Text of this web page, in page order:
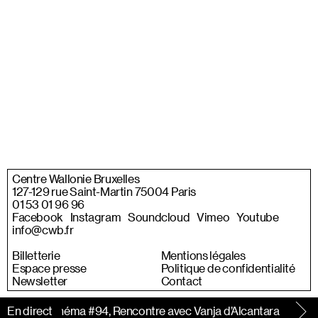
En direct
Bonus Cinéma #94, Rencontre avec Vanja d’Alcantara À
Centre Wallonie Bruxelles
127-129 rue Saint-Martin 75004 Paris
01 53 01 96 96
Facebook
Instagram Soundcloud Vimeo Youtube
info@cwb.fr
Billetterie
Espace presse
Newsletter
Mentions légales
Politique de confidentialité
Contact